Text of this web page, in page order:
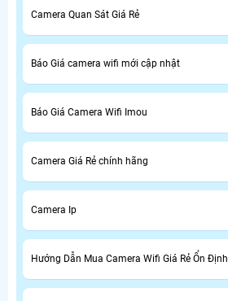
Camera Quan Sát Giá Rẻ
Báo Giá camera wifi mới cập nhật
Báo Giá Camera Wifi Imou
Camera Giá Rẻ chính hãng
Camera Ip
Hướng Dẫn Mua Camera Wifi Giá Rẻ Ổn Định